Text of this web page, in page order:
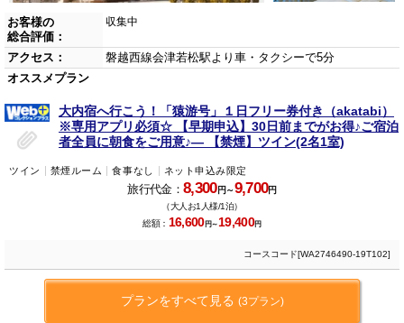
お客様の
総合評価：
収集中
アクセス：
磐越西線会津若松駅より車・タクシーで5分
オススメプラン
大内宿へ行こう！「猿游号」１日フリー券付き（akatabi）
※専用アプリ必須☆ 【早期申込】30日前までがお得♪ご宿泊
者全員に朝食をご用意♪― 【禁煙】ツイン(2名1室)
ツイン 禁煙ルーム 食事なし ネット申込み限定
旅行代金：8,300円～9,700円
（大人お1人様/1泊）
総額： 16,600円～ 19,400円
コースコード[WA2746490-19T102]
プランをすべて見る (3プラン)